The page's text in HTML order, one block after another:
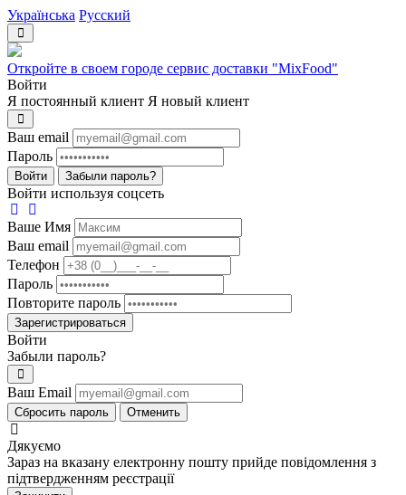
Українська Русский
Откройте в своем городе сервис доставки "MixFood"
Войти
Я постоянный клиент Я новый клиент
Ваш email
Пароль
Войти Забыли пароль?
Войти используя соцсеть
Ваше Имя
Ваш email
Телефон
Пароль
Повторите пароль
Зарегистрироваться
Войти
Забыли пароль?
Ваш Email
Сбросить пароль Отменить
Дякуємо
Зараз на вказану електронну пошту прийде повідомлення з
підтвердженням реєстрації